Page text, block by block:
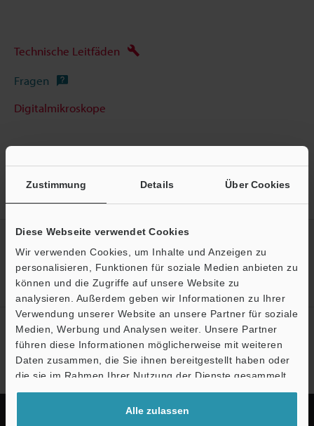
Zustimmung Details Über Cookies
Diese Webseite verwendet Cookies
Wir verwenden Cookies, um Inhalte und Anzeigen zu
personalisieren, Funktionen für soziale Medien anbieten zu
können und die Zugriffe auf unsere Website zu
analysieren. Außerdem geben wir Informationen zu Ihrer
Verwendung unserer Website an unsere Partner für soziale
Medien, Werbung und Analysen weiter. Unsere Partner
führen diese Informationen möglicherweise mit weiteren
Daten zusammen, die Sie ihnen bereitgestellt haben oder
die sie im Rahmen Ihrer Nutzung der Dienste gesammelt
haben.
Alle zulassen
Technische Leitfäden
Fragen
Digitalmikroskope
Startseite Produkte Mikroskope
Digitalmikroskope
Digitalmikroskop
Modelle
Account
Jetzt registrieren!
Newsletter-Anmeldung
Jetzt anmelden
Support